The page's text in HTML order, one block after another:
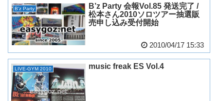
B'z Party
B’z Party 会報Vol.85 発送完了 /
松本さん2010ソロツアー抽選販
売申し込み受付開始
2010/04/17 15:33
LIVE-GYM 2010 music freak ES Vol.4